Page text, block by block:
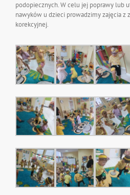
podopiecznych. W celu jej poprawy lub
nawyków u dzieci prowadzimy zajęcia z
korekcyjnej.